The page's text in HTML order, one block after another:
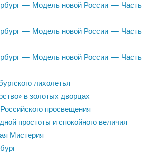
— Модель новой России — Часть
— Модель новой России — Часть
— Модель новой России — Часть
лихолетья
в золотых дворцах
просвещения
простоты и спокойного величия
Мистерия